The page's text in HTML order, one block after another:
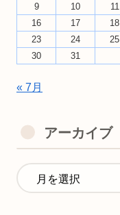
9
10 11
16
17 18
23
24 25
30
31
« 7月
アーカイブ